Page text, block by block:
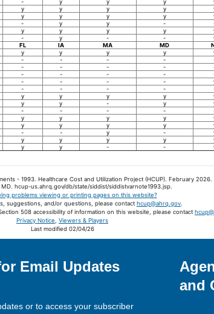
y y y y
y y y y
- y y -
y y y y
- y - -
FL IA MA MD
y y y y
- - - -
- - - -
- - - -
- - - -
- - - -
y y y y
y y - y
- - - -
y y y y
y y y y
- - y -
y y y y
y y - -
- 1993. Healthcare Cost and Utilization Project (HCUP). February
MD. hcup-us.ahrq.gov/db/state/siddist/siddistvarnote1993.jsp.
problems viewing or printing pages on this website?
suggestions, and/or questions, please contact hcup@ahrq.gov
508 accessibility of information on this website, please contact
Privacy Notice
Viewers & Players
Last modified 02/04/26
Email Updates
or to access your subscriber
and